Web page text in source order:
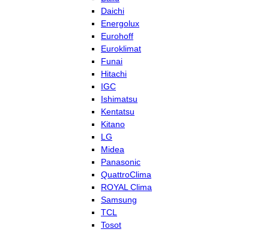
Daichi
Energolux
Eurohoff
Euroklimat
Funai
Hitachi
IGC
Ishimatsu
Kentatsu
Kitano
LG
Midea
Panasonic
QuattroClima
ROYAL Clima
Samsung
TCL
Tosot